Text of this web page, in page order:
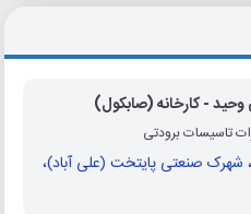
وحید - کارخانه (صابکول)
تاسیسات برودتی
شهرک صنعتی پایتخت (علی آباد)،